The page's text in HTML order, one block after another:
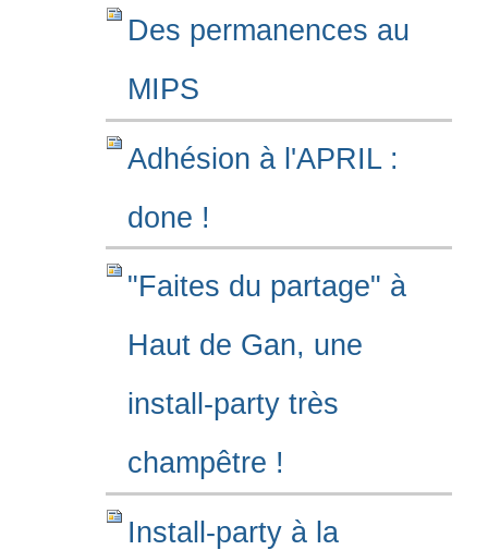
Des permanences au
MIPS
Adhésion à l'APRIL :
done !
"Faites du partage" à
Haut de Gan, une
install-party très
champêtre !
Install-party à la